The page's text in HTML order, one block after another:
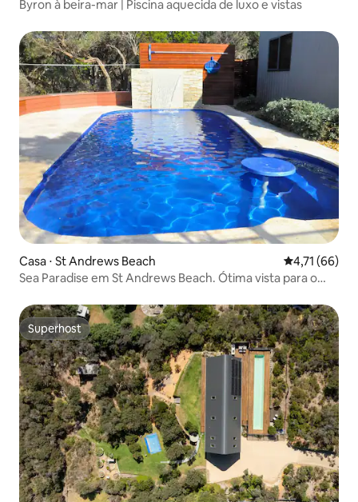
Byron à beira-mar | Piscina aquecida de luxo e vistas
Casa ⋅ St Andrews Beach 4,71 de uma
4,71 (66)
Sea Paradise em St Andrews Beach. Ótima vista para o
Superhost
Superhost